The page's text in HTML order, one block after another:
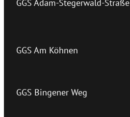
GGS Adam-Stegerwald-Straße
GGS Am Köhnen
GGS Bingener Weg